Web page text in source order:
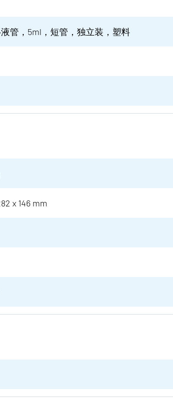
管，5ml，短管，独立装，塑料
x 146 mm